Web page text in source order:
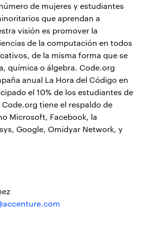
de mujeres y estudiantes
que aprendan a
visión es promover la
de la computación en todos
de la misma forma que se
química o álgebra. Code.org
anual La Hora del Código en
el 10% de los estudiantes de
tiene el respaldo de
Microsoft, Facebook, la
Google, Omidyar Network, y